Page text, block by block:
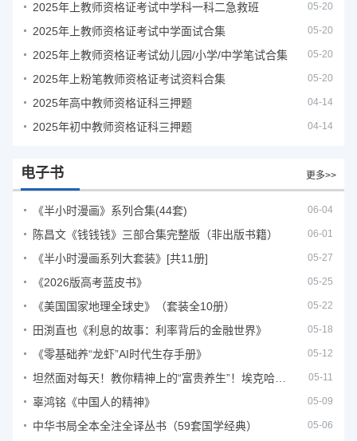
2025年上教师资格证考试中学科一科二急救班 05-20
2025年上教师资格证考试中学面试合集 05-20
2025年上教师资格证考试幼儿园/小学/中学笔试合集 05-20
2025年上粉笔教师资格证考试资料合集 05-20
2025年高中教师资格证科三押题 04-14
2025年初中教师资格证科三押题 04-14
电子书 更多>>
《半小时漫画》系列合集(44套) 06-04
陈昌文《钱钱钱》三部合集完整版（非出版书籍） 06-01
《半小时漫画系列大套装》[共11册] 05-27
《2026版高考蓝皮书》 05-25
《美国国家地理全球史》（套装全10册） 05-22
田渕直也《利息的故事：利率背后的金融世界》 05-18
《零基础养“龙虾”AI时代生存手册》 05-12
05-11
辜鸿铭《中国人的精神》 05-09
中华书局全本全注全译丛书（59套国学经典） 05-06